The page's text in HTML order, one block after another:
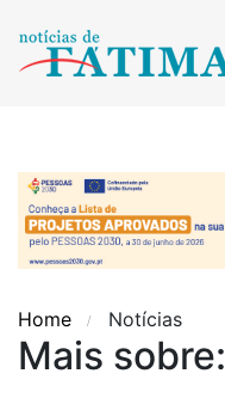
Home Notícias
Mais sobre: